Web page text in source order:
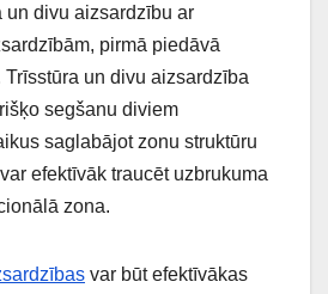
un divu aizsardzību ar
pirmā piedāvā
un divu aizsardzība
segšanu diviem
saglabājot zonu struktūru
efektīvāk traucēt uzbrukuma
zona.
var būt efektīvākas